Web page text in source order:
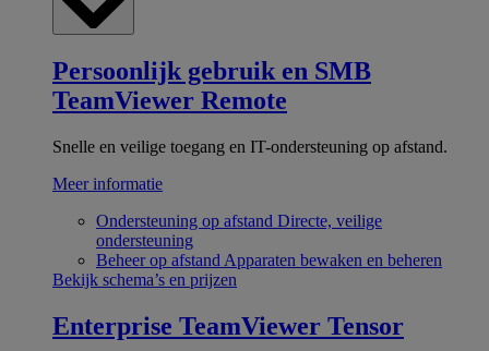
Persoonlijk gebruik en SMB
TeamViewer Remote
Snelle en veilige toegang en IT-ondersteuning op afstand.
Meer informatie
Ondersteuning op afstand Directe, veilige
ondersteuning
Beheer op afstand Apparaten bewaken en beheren
Bekijk schema’s en prijzen
Enterprise TeamViewer Tensor